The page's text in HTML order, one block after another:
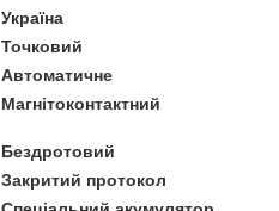
Україна
Точковий
Автоматичне
Магнітоконтактний
Бездротовий
Закритий протокол